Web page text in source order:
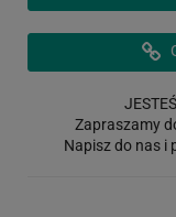
Zapraszamy
Napisz do nas i